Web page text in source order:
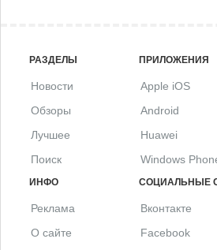
РАЗДЕЛЫ
Новости
Обзоры
Лучшее
Поиск
ПРИЛОЖЕНИЯ
Apple iOS
Android
Huawei
Windows
ИНФО
Реклама
О сайте
СОЦИАЛЬНЫЕ
Вконтакте
Facebook